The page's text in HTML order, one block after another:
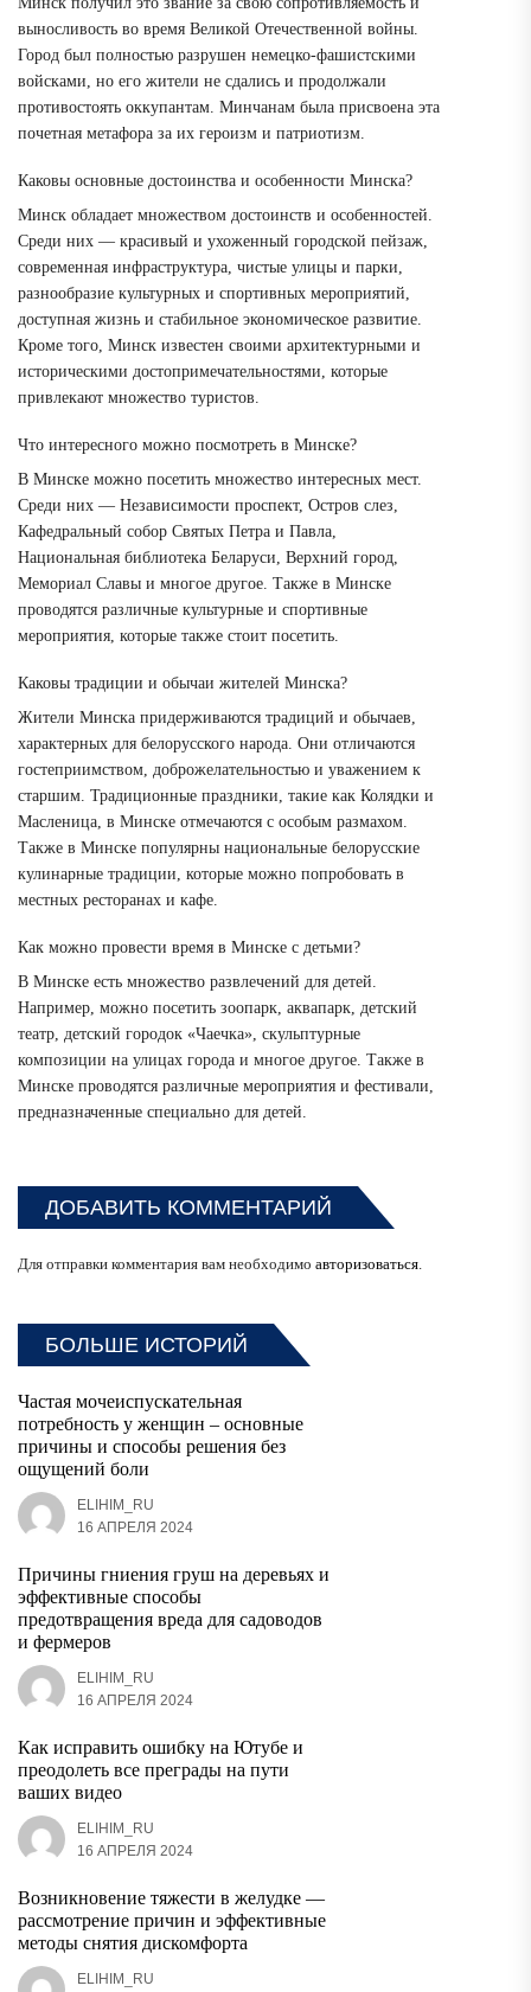
выносливость во время Великой Отечественной войны.
Город был полностью разрушен немецко-фашистскими
войсками, но его жители не сдались и продолжали
противостоять оккупантам. Минчанам была присвоена эта
почетная метафора за их героизм и патриотизм.
Каковы основные достоинства и особенности Минска?
Минск обладает множеством достоинств и особенностей.
Среди них — красивый и ухоженный городской пейзаж,
современная инфраструктура, чистые улицы и парки,
разнообразие культурных и спортивных мероприятий,
доступная жизнь и стабильное экономическое развитие.
Кроме того, Минск известен своими архитектурными и
историческими достопримечательностями, которые
привлекают множество туристов.
Что интересного можно посмотреть в Минске?
В Минске можно посетить множество интересных мест.
Среди них — Независимости проспект, Остров слез,
Кафедральный собор Святых Петра и Павла,
Национальная библиотека Беларуси, Верхний город,
Мемориал Славы и многое другое. Также в Минске
проводятся различные культурные и спортивные
мероприятия, которые также стоит посетить.
Каковы традиции и обычаи жителей Минска?
Жители Минска придерживаются традиций и обычаев,
характерных для белорусского народа. Они отличаются
гостеприимством, доброжелательностью и уважением к
старшим. Традиционные праздники, такие как Колядки и
Масленица, в Минске отмечаются с особым размахом.
Также в Минске популярны национальные белорусские
кулинарные традиции, которые можно попробовать в
местных ресторанах и кафе.
Как можно провести время в Минске с детьми?
В Минске есть множество развлечений для детей.
Например, можно посетить зоопарк, аквапарк, детский
театр, детский городок «Чаечка», скульптурные
композиции на улицах города и многое другое. Также в
Минске проводятся различные мероприятия и фестивали,
предназначенные специально для детей.
ДОБАВИТЬ КОММЕНТАРИЙ
Для отправки комментария вам необходимо авторизоваться.
БОЛЬШЕ ИСТОРИЙ
Частая мочеиспускательная
потребность у женщин – основные
причины и способы решения без
ощущений боли
ELIHIM_RU
16 АПРЕЛЯ 2024
Причины гниения груш на деревьях и
эффективные способы
предотвращения вреда для садоводов
и фермеров
ELIHIM_RU
16 АПРЕЛЯ 2024
Как исправить ошибку на Ютубе и
преодолеть все преграды на пути
ваших видео
ELIHIM_RU
16 АПРЕЛЯ 2024
Возникновение тяжести в желудке —
рассмотрение причин и эффективные
методы снятия дискомфорта
ELIHIM_RU